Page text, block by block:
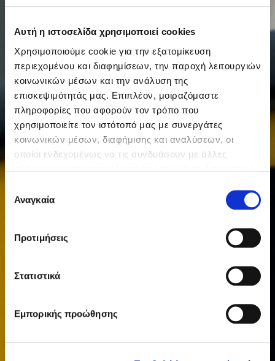
Αυτή η ιστοσελίδα χρησιμοποιεί cookies
Χρησιμοποιούμε cookie για την εξατομίκευση
περιεχομένου και διαφημίσεων, την παροχή λειτουργιών
κοινωνικών μέσων και την ανάλυση της
επισκεψιμότητάς μας. Επιπλέον, μοιραζόμαστε
πληροφορίες που αφορούν τον τρόπο που
χρησιμοποιείτε τον ιστότοπό μας με συνεργάτες
κοινωνικών μέσων, διαφήμισης και αναλύσεων, οι
οποίοι ενδεχομένως να τις συνδυάσουν με άλλες
των υπηρεσιών τους.
συγκατάθεσης
Αναγκαία
Προτιμήσεις
Στατιστικά
Εμπορικής προώθησης